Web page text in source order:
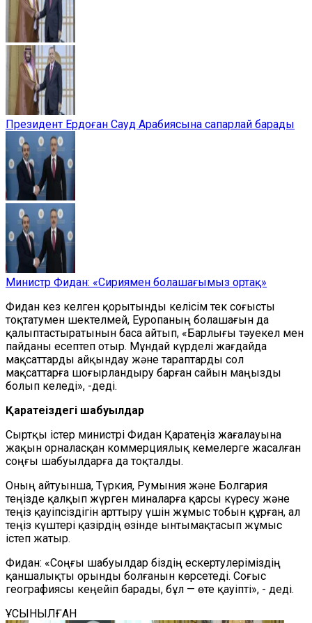
Президент Ердоған Сауд Арабиясына сапарлай барады
Министр Фидан: «Сириямен болашағымыз ортақ»
Фидан кез келген қорытынды келісім тек соғысты
тоқтатумен шектелмей, Еуропаның болашағын да
қалыптастыратынын баса айтып, «Барлығы тәуекел мен
пайданы есептеп отыр. Мұндай күрделі жағдайда
мақсаттарды айқындау және тараптарды сол
мақсаттарға шоғырландыру барған сайын маңызды
болып келеді», -деді.
Қаратеңіздегі шабуылдар
Сыртқы істер министрі Фидан Қаратеңіз жағалауына
жақын орналасқан коммерциялық кемелерге жасалған
соңғы шабуылдарға да тоқталды.
Оның айтуынша, Түркия, Румыния және Болгария
теңізде қалқып жүрген миналарға қарсы күресу және
теңіз қауіпсіздігін арттыру үшін жұмыс тобын құрған, ал
теңіз күштері қазірдің өзінде ынтымақтасып жұмыс
істеп жатыр.
Фидан: «Соңғы шабуылдар біздің ескертулеріміздің
қаншалықты орынды болғанын көрсетеді. Соғыс
географиясы кеңейіп барады, бұл — өте қауіпті», - деді.
ҰСЫНЫЛҒАН